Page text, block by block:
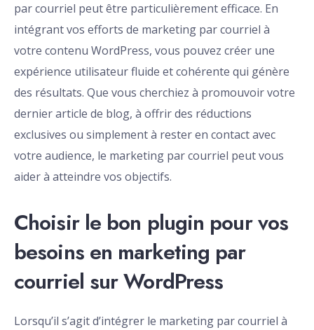
par courriel peut être particulièrement efficace. En
intégrant vos efforts de marketing par courriel à
votre contenu WordPress, vous pouvez créer une
expérience utilisateur fluide et cohérente qui génère
des résultats. Que vous cherchiez à promouvoir votre
dernier article de blog, à offrir des réductions
exclusives ou simplement à rester en contact avec
votre audience, le marketing par courriel peut vous
aider à atteindre vos objectifs.
Choisir le bon plugin pour vos
besoins en marketing par
courriel sur WordPress
Lorsqu’il s’agit d’intégrer le marketing par courriel à